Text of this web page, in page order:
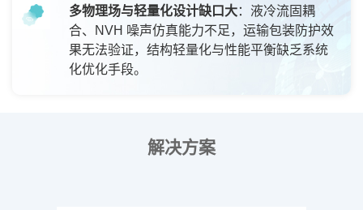
多物理场与轻量化设计缺口大：液冷流固耦
合、NVH 噪声仿真能力不足，运输包装防护效
果无法验证，结构轻量化与性能平衡缺乏系统
化优化手段。
解决方案